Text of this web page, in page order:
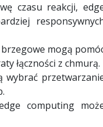
czasu reakcji,
mogą
łączności z chmurą.
wybrać
computing